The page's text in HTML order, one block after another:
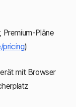
Pläne
pricing)
mit Browser